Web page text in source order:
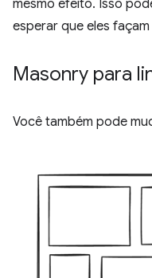
mesmo efeito. Isso
esperar que eles
Masonry para
Você também pode